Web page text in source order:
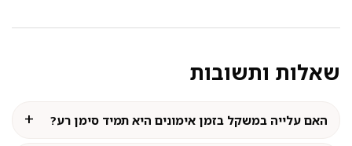
שאלות ותשובות
האם עלייה במשקל בזמן אימונים היא תמיד סימן רע?